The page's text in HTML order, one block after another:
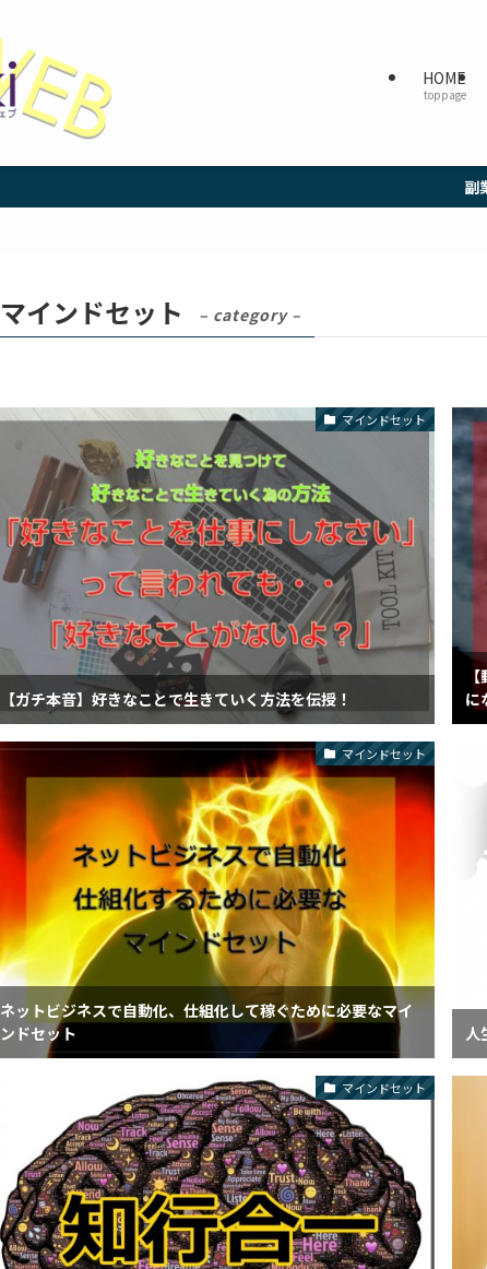
HOME
toppage
副業ブログをキッカケに
マインドセット – category –
マインドセット
【ガチ本音】好きなことで生きていく方法を伝授！
に
マインドセット
ネットビジネスで自動化、仕組化して稼ぐために必要なマイ
ンドセット
人
マインドセット